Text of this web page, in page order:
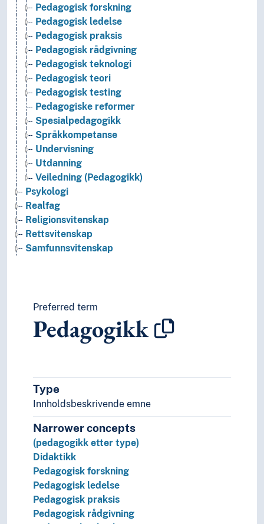
Pedagogisk forskning
Pedagogisk ledelse
Pedagogisk praksis
Pedagogisk rådgivning
Pedagogisk teknologi
Pedagogisk teori
Pedagogisk testing
Pedagogiske reformer
Spesialpedagogikk
Språkkompetanse
Undervisning
Utdanning
Veiledning (Pedagogikk)
Psykologi
Realfag
Religionsvitenskap
Rettsvitenskap
Samfunnsvitenskap
Preferred term
Pedagogikk
Type
Innholdsbeskrivende emne
Narrower concepts
(pedagogikk etter type)
Didaktikk
Pedagogisk forskning
Pedagogisk ledelse
Pedagogisk praksis
Pedagogisk rådgivning